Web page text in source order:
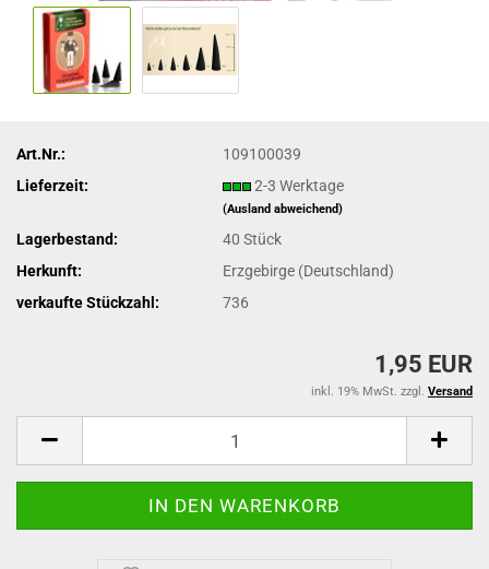
Art.Nr.:
109100039
Lieferzeit:
2-3 Werktage
(Ausland abweichend)
Lagerbestand: 40Stück
Herkunft:
Erzgebirge (Deutschland)
verkaufte Stückzahl:
736
1,95 EUR
inkl. 19% MwSt. zzgl. Versand